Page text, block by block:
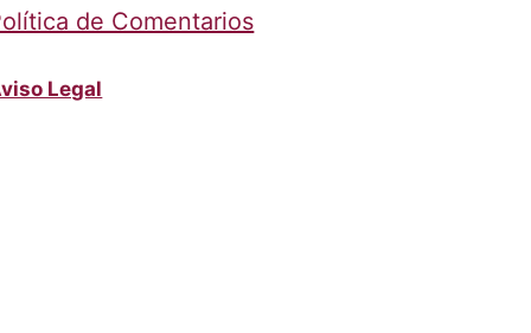
de Comentarios
Legal